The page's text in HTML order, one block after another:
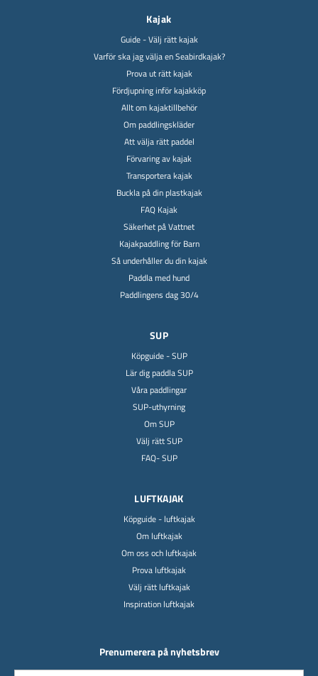
Kajak
Guide - Välj rätt kajak
Varför ska jag välja en Seabirdkajak?
Prova ut rätt kajak
Fördjupning inför kajakköp
Allt om kajaktillbehör
Om paddlingskläder
Att välja rätt paddel
Förvaring av kajak
Transportera kajak
Buckla på din plastkajak
FAQ Kajak
Säkerhet på Vattnet
Kajakpaddling för Barn
Så underhåller du din kajak
Paddla med hund
Paddlingens dag 30/4
SUP
Köpguide - SUP
Lär dig paddla SUP
Våra paddlingar
SUP-uthyrning
Om SUP
Välj rätt SUP
FAQ- SUP
LUFTKAJAK
Köpguide - luftkajak
Om luftkajak
Om oss och luftkajak
Prova luftkajak
Välj rätt luftkajak
Inspiration luftkajak
Prenumerera på nyhetsbrev